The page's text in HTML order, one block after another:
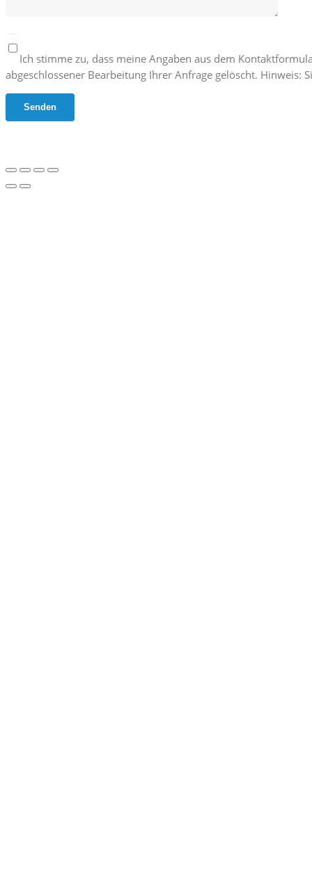
Ich stimme zu, dass meine Angaben aus dem
abgeschlossener Bearbeitung Ihrer Anfrage gelöscht.